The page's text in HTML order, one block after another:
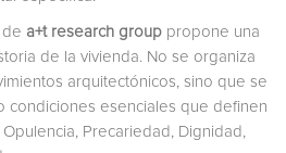
de a+t research group propone una
de la vivienda. No se organiza
arquitectónicos, sino que se
condiciones esenciales que definen
Precariedad, Dignidad,